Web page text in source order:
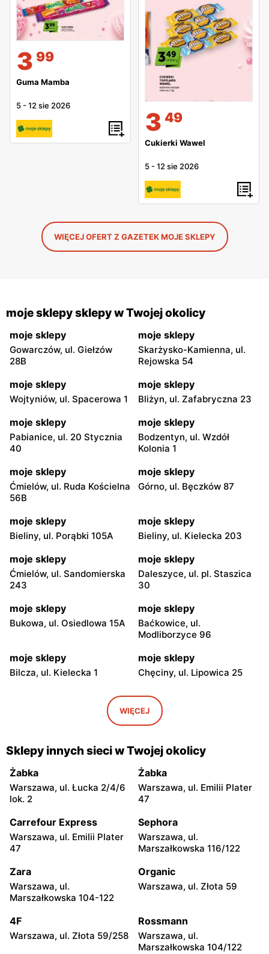
3 99
Guma Mamba
5 -12 sie 2026
3 49
Cukierki Wawel
5 -12 sie 2026
WIĘCEJ OFERT Z GAZETEK MOJE SKLEPY
moje sklepy sklepy w Twojej okolicy
moje sklepy
Gowarczów, ul. Giełzów
28B
moje sklepy
Skarżysko-Kamienna, ul.
Rejowska 54
moje sklepy
Wojtyniów, ul. Spacerowa 1
moje sklepy
Bliżyn, ul. Zafabryczna 23
moje sklepy
Pabianice, ul. 20 Stycznia
40
moje sklepy
Bodzentyn, ul. Wzdół
Kolonia 1
moje sklepy
Ćmielów, ul. Ruda Kościelna
56B
moje sklepy
Górno, ul. Bęczków 87
moje sklepy
Bieliny, ul. Porąbki 105A
moje sklepy
Bieliny, ul. Kielecka 203
moje sklepy
Ćmielów, ul. Sandomierska
243
moje sklepy
Daleszyce, ul. pl. Staszica
30
moje sklepy
Bukowa, ul. Osiedlowa 15A
moje sklepy
Baćkowice, ul.
Modliborzyce 96
moje sklepy
Bilcza, ul. Kielecka 1
moje sklepy
Chęciny, ul. Lipowica 25
Iwaniska, ul. Ujazdowska 5
moje sklepy
Bogoria, ul. Rynek 30
Gorzyce, ul. Szkolna 44 Grębów, ul. Wydrza 180
moje sklepy
Jadachy, ul. Jadachy 111
moje sklepy
Jeżowe, ul. Zalesie 77
Kazimierza Wielka, ul.
Kolejowa 15
Kamień, ul. Błonie 23
Górki, ul. Górki 71
Gumniska, ul. Gumniska
157C
Iwierzyce, ul. Iwierzyce
152A
Tczew, ul. Franciszka Żwirki
61
WIĘCEJ
Sklepy innych sieci w Twojej okolicy
Żabka
Warszawa, ul. Łucka 2/4/6
lok. 2
Żabka
Warszawa, ul. Emilii Plater
47
Carrefour Express
Warszawa, ul. Emilii Plater
47
Sephora
Warszawa, ul.
Marszałkowska 116/122
Zara
Warszawa, ul.
Marszałkowska 104-122
Organic
Warszawa, ul. Złota 59
4F
Warszawa, ul. Złota 59/258
Rossmann
Warszawa, ul.
Marszałkowska 104/122